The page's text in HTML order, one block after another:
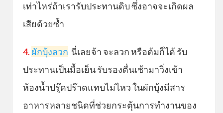
เท่าไหร่ถ้าเรารับประทานดิบ ซึ่งอาจจะเกิดผล
เสียด้วยซ้ำ
4. ผักบุ้งลวก นี่เลยจ้า จะลวก หรือต้มก็ได้ รับ
ประทานเป็นมื้อเย็น รับรองตื่นเช้ามาวิ่งเข้า
ห้องน้ำปรู๊ดปร๊าดแทบไม่ไหว ในผักบุ้งมีสาร
อาหารหลายชนิดที่ช่วยกระตุ้นการทำงานของ